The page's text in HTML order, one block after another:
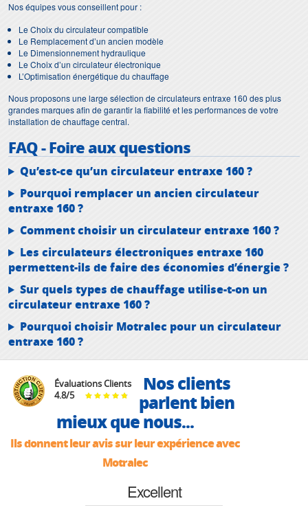
Nos équipes vous conseillent pour :
Le Choix du circulateur compatible
Le Remplacement d’un ancien modèle
Le Dimensionnement hydraulique
Le Choix d’un circulateur électronique
L’Optimisation énergétique du chauffage
Nous proposons une large sélection de circulateurs entraxe 160 des plus
grandes marques afin de garantir la fiabilité et les performances de votre
installation de chauffage central.
FAQ - Foire aux questions
Qu’est-ce qu’un circulateur entraxe 160 ?
Pourquoi remplacer un ancien circulateur
entraxe 160 ?
Comment choisir un circulateur entraxe 160 ?
Les circulateurs électroniques entraxe 160
permettent-ils de faire des économies d’énergie ?
Sur quels types de chauffage utilise-t-on un
circulateur entraxe 160 ?
Pourquoi choisir Motralec pour un circulateur
entraxe 160 ?
Évaluations Clients
4.8/5
Nos clients
parlent bien
mieux que nous...
Ils donnent leur avis sur leur expérience avec
Motralec
Excellent